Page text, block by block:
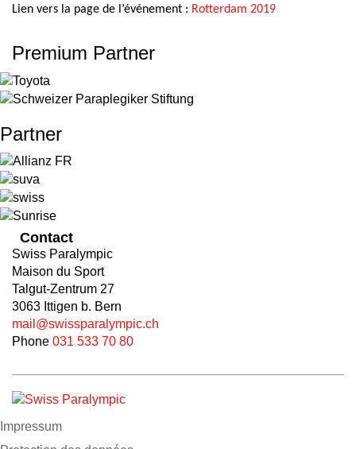
Lien vers la page de l’événement : Rotterdam 2019
Premium Partner
Partner
Contact
Swiss Paralympic
Maison du Sport
Talgut-Zentrum 27
3063 Ittigen b. Bern
mail@swissparalympic.ch
Phone 031 533 70 80
Impressum